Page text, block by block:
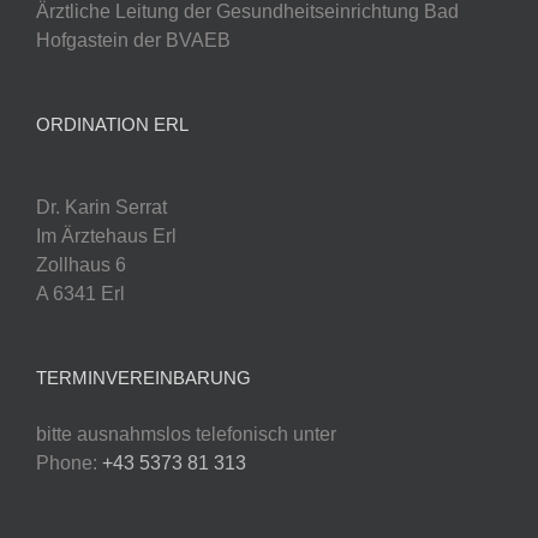
Ärztliche Leitung der Gesundheitseinrichtung Bad
Hofgastein der BVAEB
ORDINATION ERL
Dr. Karin Serrat
Im Ärztehaus Erl
Zollhaus 6
A 6341 Erl
TERMINVEREINBARUNG
bitte ausnahmslos telefonisch unter
Phone: +43 5373 81 313